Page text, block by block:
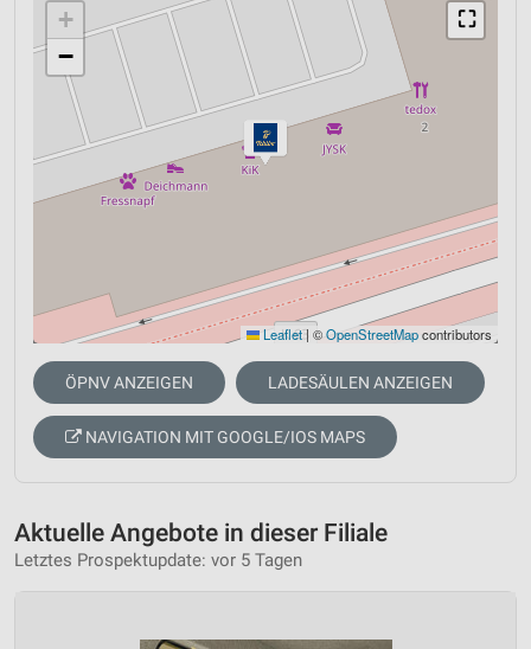
⛶
+
−
Leaflet| ©OpenStreetMapcontributors
ÖPNV ANZEIGEN LADESÄULEN ANZEIGEN
NAVIGATION MIT GOOGLE/IOS MAPS
Aktuelle Angebote in dieser Filiale
Letztes Prospektupdate: vor 5 Tagen